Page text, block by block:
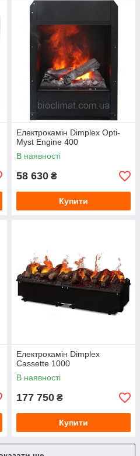
Електрокамін Dimplex Opti-
Myst Engine 400
В наявності
58 630 ₴
Купити
Електрокамін Dimplex
Cassette 1000
В наявності
177 750 ₴
Купити